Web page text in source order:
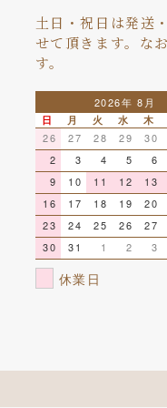
土日・祝日は発送
せて頂きます。な
す。
2026年 8月
日 月 火 水 木
26 27 28 29 30
2
3 4 5 6
9
10 11 12 13
16
17 18 19 20
23
24 25 26 27
30
31 1 2 3
休業日